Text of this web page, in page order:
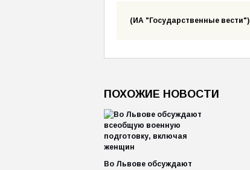
(ИА "Государственные вести")
ПОХОЖИЕ НОВОСТИ
Во Львове обсуждают